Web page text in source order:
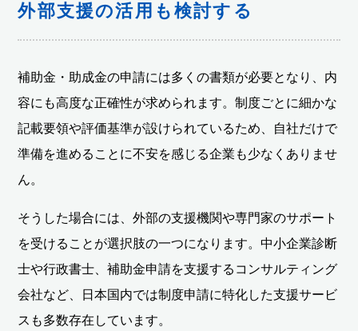
外部支援の活用も検討する
補助金・助成金の申請には多くの書類が必要となり、内
容にも高度な正確性が求められます。制度ごとに細かな
記載要領や評価基準が設けられているため、自社だけで
準備を進めることに不安を感じる企業も少なくありませ
ん。
そうした場合には、外部の支援機関や専門家のサポート
を受けることが選択肢の一つになります。中小企業診断
士や行政書士、補助金申請を支援するコンサルティング
会社など、日本国内では制度申請に特化した支援サービ
スも多数存在しています。